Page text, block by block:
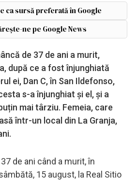
ca sursă preferată în Google
ne pe Google News
de 37 de ani a murit,
după ce a fost înjunghiată
ei, Dan C, în San Ildefonso,
s-a înjunghiat și el, și a
mai târziu. Femeia, care
într-un local din La Granja,
de ani când a murit, în
15 august, la Real Sitio